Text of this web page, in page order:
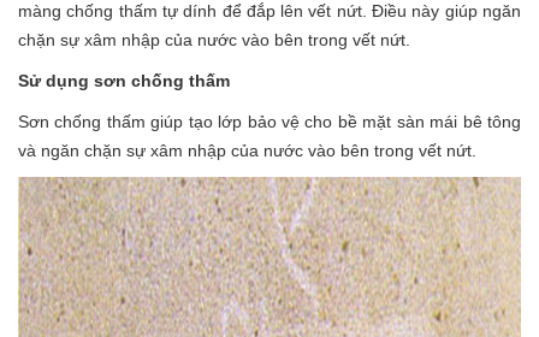
màng chống thấm tự dính để đắp lên vết nứt. Điều này giúp ngăn
chặn sự xâm nhập của nước vào bên trong vết nứt.
Sử dụng sơn chống thấm
Sơn chống thấm giúp tạo lớp bảo vệ cho bề mặt sàn mái bê tông
và ngăn chặn sự xâm nhập của nước vào bên trong vết nứt.